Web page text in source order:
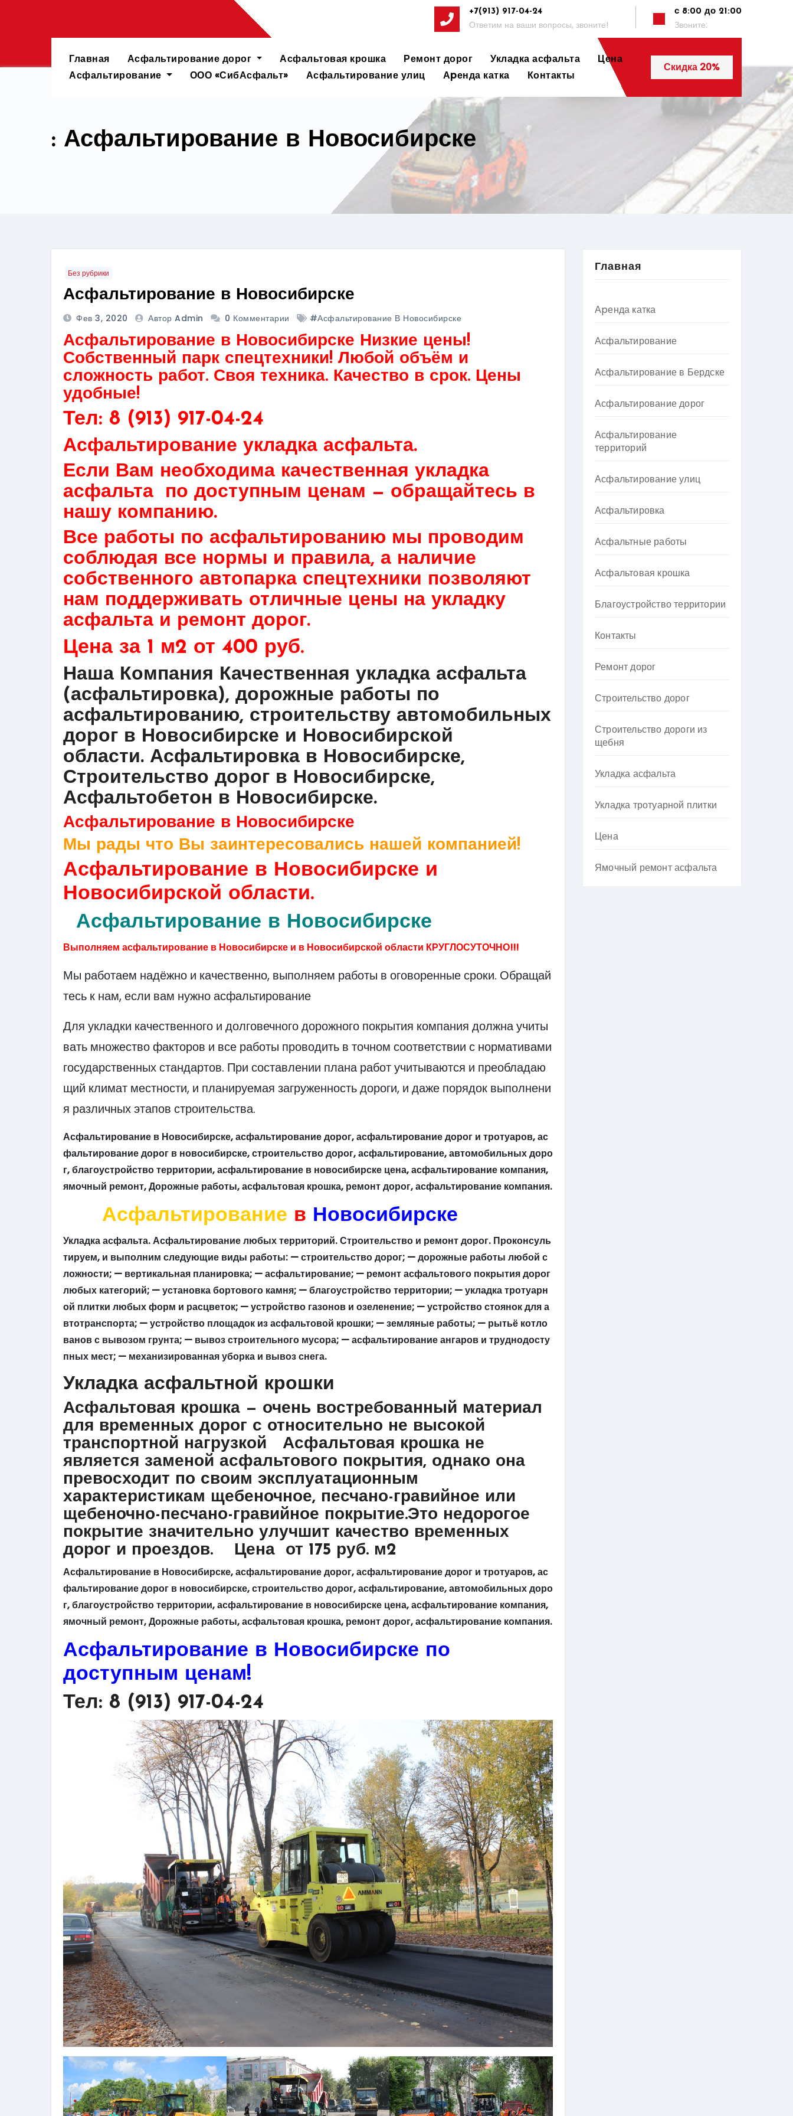
содержимому
+7(913) 917-04-24
Ответим на ваши вопросы, звоните!
с 8:00 до 21:00
Звоните:
Главная Асфальтирование дорог Асфальтовая крошка Ремонт дорог Укладка асфальта
Цена
Асфальтирование
ООО «СибАсфальт» Асфальтирование улиц Аpенда катка Контакты
Скидка 20%
: Асфальтирование в Новосибирске
Без рубрики
Асфальтирование в Новосибирске
Фев 3, 2020 Автор Admin 0 Комментарии #Асфальтирование В Новосибирске
Асфальтирование в Новосибирске Низкие цены!
Собственный парк спецтехники! Любой объём и
сложность работ. Своя техника. Качество в срок. Цены
удобные!
Тел: 8 (913) 917-04-24
Асфальтирование укладка асфальта.
Если Вам необходима качественная укладка
асфальта по доступным ценам — обращайтесь в
нашу компанию.
Все работы по асфальтированию мы проводим
соблюдая все нормы и правила, а наличие
собственного автопарка спецтехники позволяют
нам поддерживать отличные цены на укладку
асфальта и ремонт дорог.
Цена за 1 м2 от 400 руб.
Наша Компания Качественная укладка асфальта
(асфальтировка), дорожные работы по
асфальтированию, строительству автомобильных
дорог в Новосибирске и Новосибирской
области. Асфальтировка в Новосибирске,
Строительство дорог в Новосибирске,
Асфальтобетон в Новосибирске.
Асфальтирование в Новосибирске
Мы рады что Вы заинтересовались нашей компанией!
Асфальтирование в Новосибирске и
Новосибирской области.
Асфальтирование в Новосибирске
Выполняем асфальтирование в Новосибирске и в Новосибирской области КРУГЛОСУТОЧНО!!!
Мы работаем надёжно и качественно, выполняем работы в оговоренные сроки. Обращай
тесь к нам, если вам нужно асфальтирование
Для укладки качественного и долговечного дорожного покрытия компания должна учиты
вать множество факторов и все работы проводить в точном соответствии с нормативами
государственных стандартов. При составлении плана работ учитываются и преобладаю
щий климат местности, и планируемая загруженность дороги, и даже порядок выполнени
я различных этапов строительства.
Асфальтирование в Новосибирске, асфальтирование дорог, асфальтирование дорог и тротуаров, ас
фальтирование дорог в новосибирске, строительство дорог, асфальтирование, автомобильных доро
г, благоустройство территории, асфальтирование в новосибирске цена, асфальтирование компания,
ямочный ремонт, Дорожные работы, асфальтовая крошка, ремонт дорог, асфальтирование компания.
Асфальтирование в Новосибирске
Укладка асфальта. Асфальтирование любых территорий. Строительство и ремонт дорог. Проконсуль
тируем, и выполним следующие виды работы: — строительство дорог; — дорожные работы любой с
ложности; — вертикальная планировка; — асфальтирование; — ремонт асфальтового покрытия дорог
любых категорий; — установка бортового камня; — благоустройство территории; — укладка тротуарн
ой плитки любых форм и расцветок; — устройство газонов и озеленение; — устройство стоянок для а
втотранспорта; — устройство площадок из асфальтовой крошки; — земляные работы; — рытьё котло
ванов с вывозом грунта; — вывоз строительного мусора; — асфальтирование ангаров и труднодосту
пных мест; — механизированная уборка и вывоз снега.
Укладка асфальтной крошки
Асфальтовая крошка — очень востребованный материал
для временных дорог с относительно не высокой
транспортной нагрузкой Асфальтовая крошка не
является заменой асфальтового покрытия, однако она
превосходит по своим эксплуатационным
характеристикам щебеночное, песчано-гравийное или
щебеночно-песчано-гравийное покрытие.Это недорогое
покрытие значительно улучшит качество временных
дорог и проездов. Цена от 175 руб. м2
Асфальтирование в Новосибирске, асфальтирование дорог, асфальтирование дорог и тротуаров, ас
фальтирование дорог в новосибирске, строительство дорог, асфальтирование, автомобильных доро
г, благоустройство территории, асфальтирование в новосибирске цена, асфальтирование компания,
ямочный ремонт, Дорожные работы, асфальтовая крошка, ремонт дорог, асфальтирование компания.
Асфальтирование в Новосибирске по
доступным ценам!
Тел: 8 (913) 917-04-24
Главная
Аpенда катка
Асфальтирование
Асфальтирование в Бердске
Асфальтирование дорог
Асфальтирование
территорий
Асфальтирование улиц
Асфальтировка
Асфальтные работы
Асфальтовая крошка
Благоустройство территории
Контакты
Ремонт дорог
Строительство дорог
Строительство дороги из
щебня
Укладка асфальта
Укладка тротуарной плитки
Цена
Ямочный ремонт асфальта